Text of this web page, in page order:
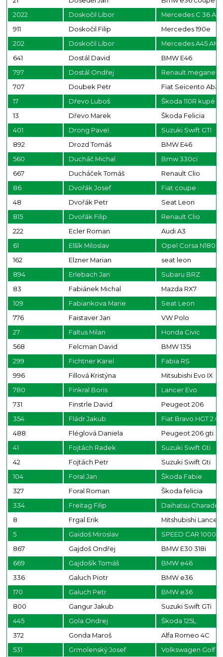
2022
Doskočil Libor
Mercedes C 36
911
Doskočil Filip
Mercedes 190e
202
Doskočil Libor
Mercedes A45
641
Dostál David
BMW E46
797
Dostál Ondřej
Renault megane rs
707
Doubek Petr
Fiat Seicento
17
Dřevo Luboš
Škoda 110R kupé
13
Dřevo Marek
Škoda Felicia
401
Drong Pavel
Suzuki Swift GTI
892
Drozd Tomáš
BMW E46
560
Ducháč Michal
Bmw 330ci
667
Ducháček Tomáš
Renault Clio
86
Dvořák Josef
Fiat coupe
48
Dvořák Petr
Seat Leon
815
Dvořák Filip
Renault Clio
222
Ecler Roman
Audi A3
61
Elšík Miloslav
Opel Corsa N1800
162
Elzner Marian
seat leon
894
Erlebach Jan
Subaru BRZ
83
Fabiánek Michal
Mazda RX7
109
Fabiankova Marie
Seat Leon
776
Faistaver Jan
VW Polo
27
Faltus Milan
Honda Civic
568
Felcman David
BMW 135i
299
Fichtner Karel
Fabia RS
996
Fillová Kristýna
Mitsubishi Evo IX
780
Finkral Boris
Lancer Evo
731
Finstrle David
Peugeot 206
354
Fládr Jakub
Fiat Bravo HGT 2.0
488
Fléglová Daniela
Peugeot 206 gti
41
Fojtách Radek
Suzuki Swift Gti
42
Fojtách Petr
Suzuki Swift Gti
104
Foral Jan
Škoda Fabie
327
Foral Roman
Škoda felicia
334
Freitag Filip
Daihatsu Charade
8
Frgal Erik
Mitshubishi Lancer
5
Gaidoš Miroslav
SPEED CAR
867
Gajdoš Ondřej
BMW E30 318i
669
Gajdošík Tomáš
BMW e46
336
Galuch Piotr
BMW e36
170
Galuch Petr
BMW e36
800
Gangur Jakub
Suzuki Swift GTi
445
Gola Ondrej
Škoda 125L
372
Gonda Maroš
Alfa Romeo 4C
531
Grmolenský Josef
Volkswagen Golf